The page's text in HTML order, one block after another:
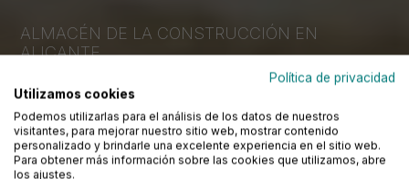
ALMACÉN DE LA CONSTRUCCIÓN EN
ALICANTE
Tu tienda de cocinas, baños y
pavimentos para particulares y
profesionales
Política de privacidad
Utilizamos cookies
Podemos utilizarlas para el análisis de los datos de nuestros
visitantes, para mejorar nuestro sitio web, mostrar contenido
personalizado y brindarle una excelente experiencia en el sitio web.
Para obtener más información sobre las cookies que utilizamos, abre
los ajustes.